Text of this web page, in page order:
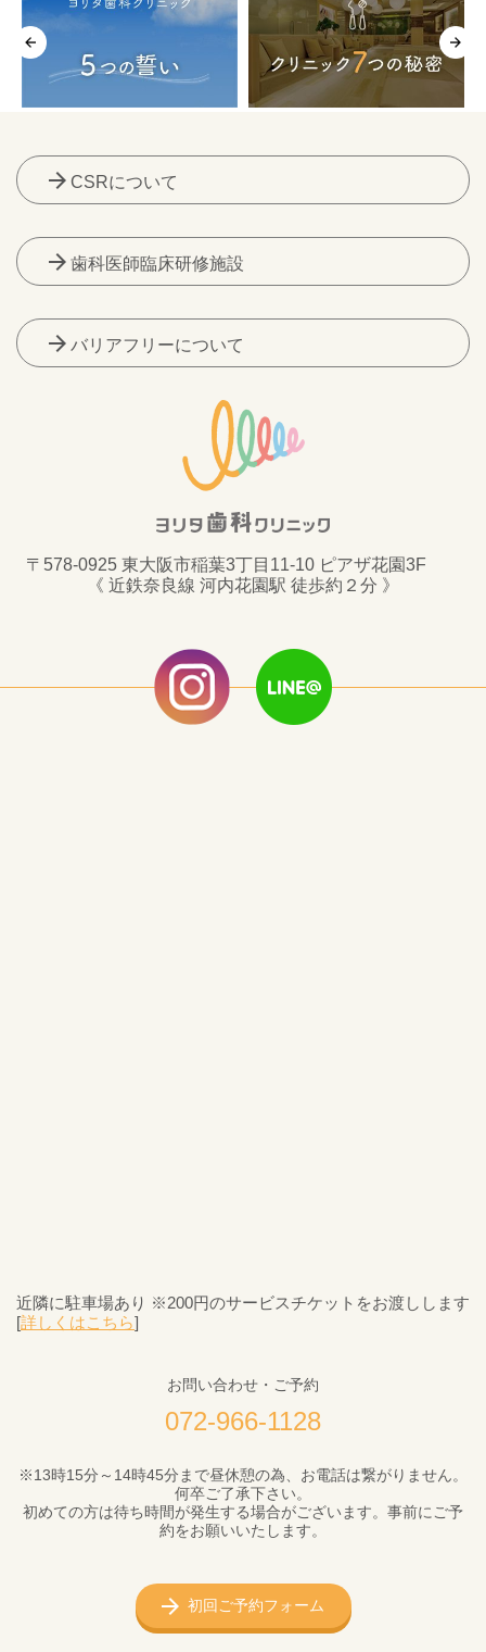
arrow_forward CSRについて
arrow_forward 歯科医師臨床研修施設
arrow_forward バリアフリーについて
〒578-0925 東大阪市稲葉3丁目11-10 ピアザ花園3F
《 近鉄奈良線 河内花園駅 徒歩約２分 》
近隣に駐車場あり ※200円のサービスチケットをお渡しします
[詳しくはこちら]
お問い合わせ・ご予約
072-966-1128
※13時15分～14時45分まで昼休憩の為、お電話は繋がりません。
何卒ご了承下さい。
初めての方は待ち時間が発生する場合がございます。事前にご予
約をお願いいたします。
初回ご予約フォーム